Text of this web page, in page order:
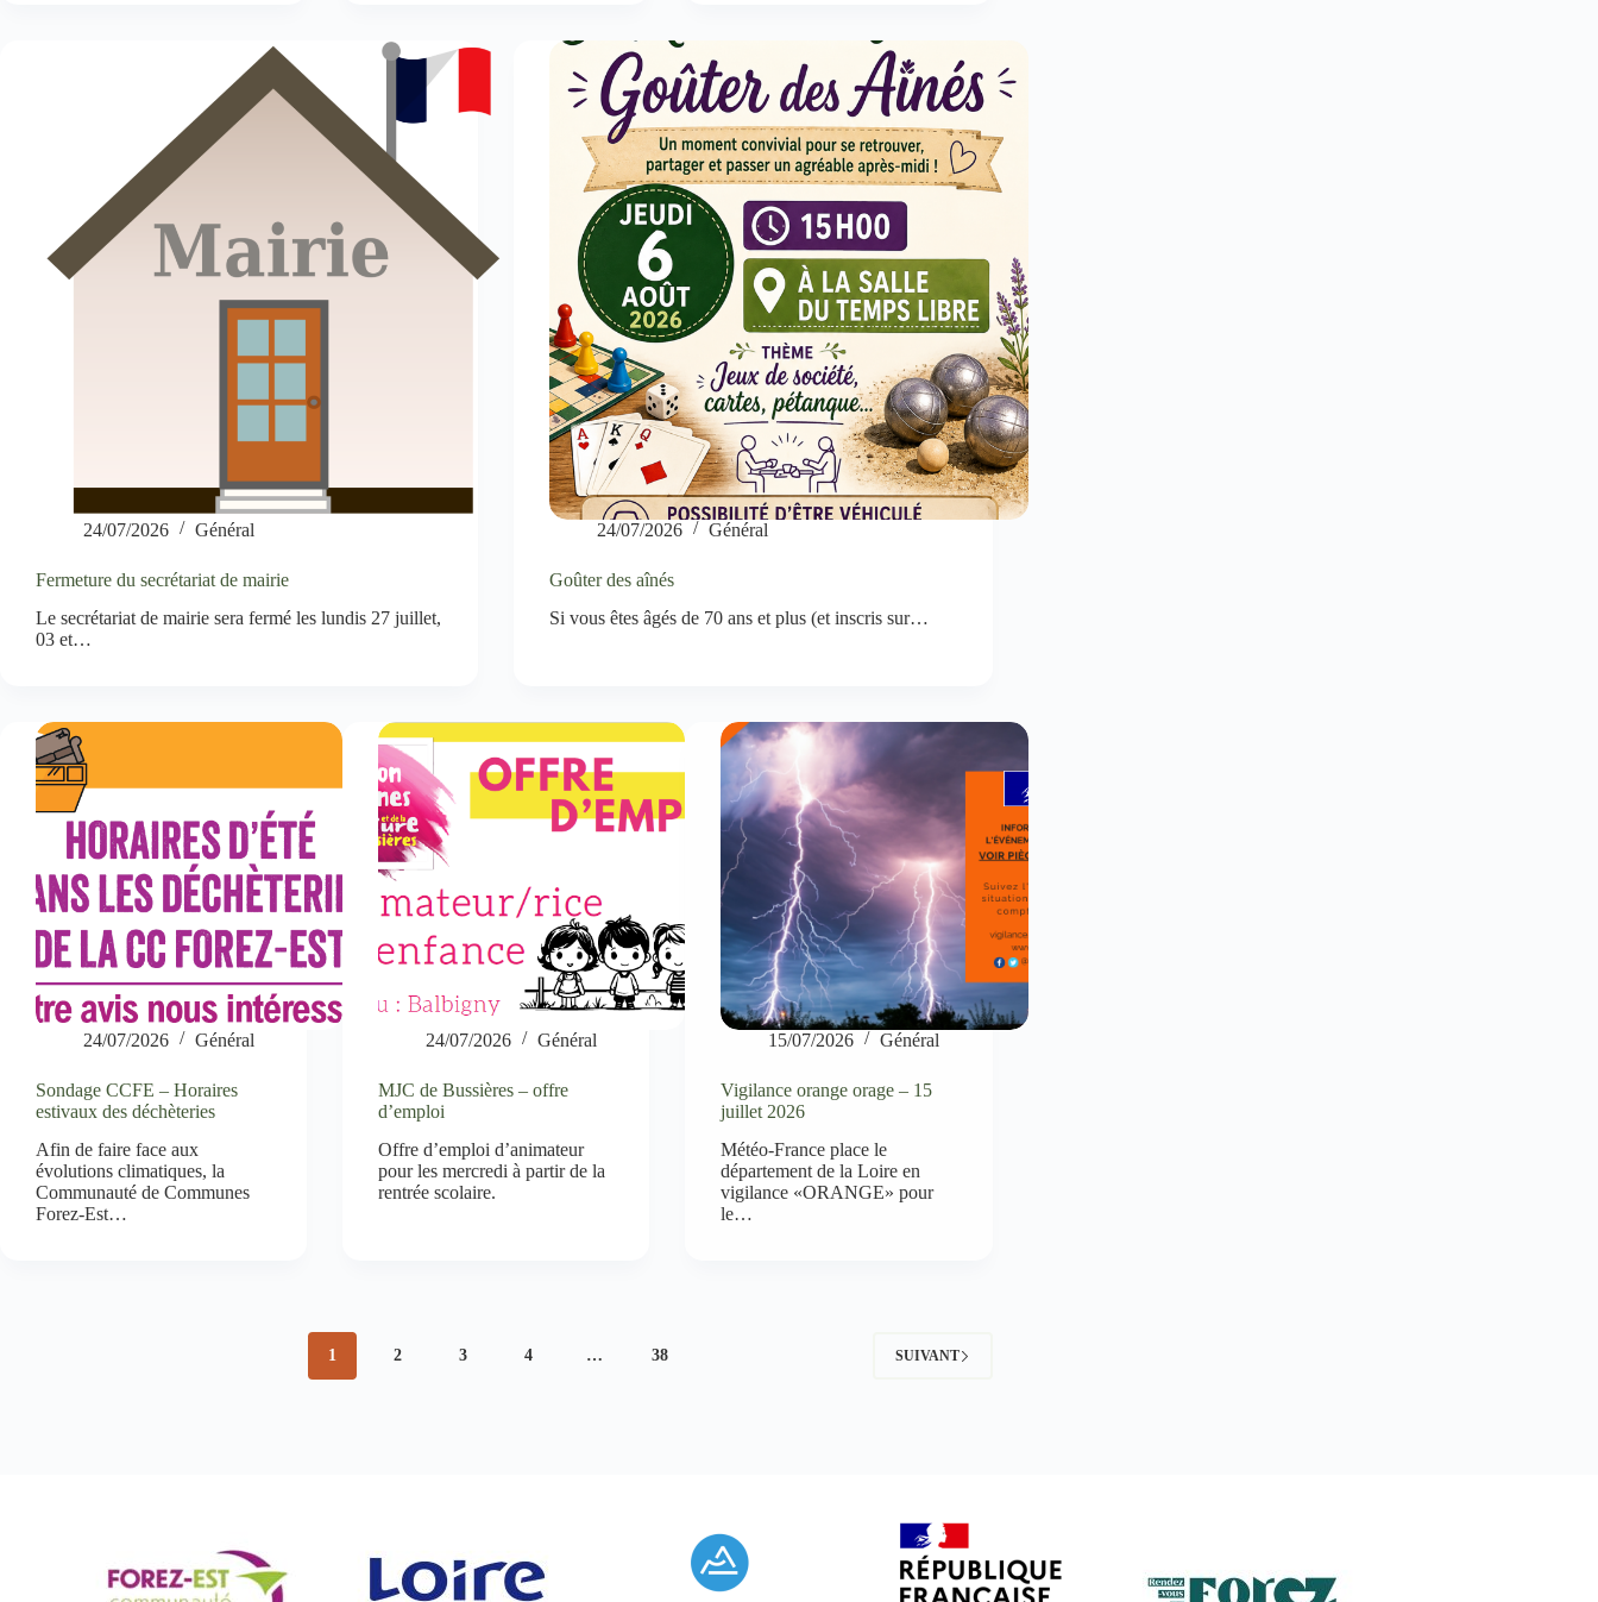
24/07/2026 Général
Fermeture du secrétariat de mairie
Le secrétariat de mairie sera fermé les lundis 27 juillet,
03 et…
24/07/2026 Général
Goûter des aînés
Si vous êtes âgés de 70 ans et plus (et inscris sur…
24/07/2026 Général
Sondage CCFE – Horaires
estivaux des déchèteries
Afin de faire face aux
évolutions climatiques, la
Communauté de Communes
Forez-Est…
24/07/2026 Général
MJC de Bussières – offre
d’emploi
Offre d’emploi d’animateur
pour les mercredi à partir de la
rentrée scolaire.
15/07/2026 Général
Vigilance orange orage – 15
juillet 2026
Météo-France place le
département de la Loire en
vigilance «ORANGE» pour
le…
1 2 3 4 … 38 SUIVANT